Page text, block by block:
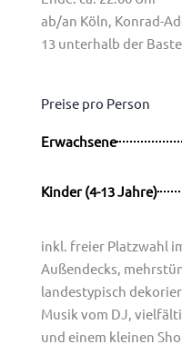
ab/an Köln, Konrad-
13 unterhalb der
Preise pro Person
Erwachsene
Kinder (4-13 Jahre)
inkl. freier Platzwahl
Außendecks,
landestypisch
Musik vom DJ,
und einem kleinen